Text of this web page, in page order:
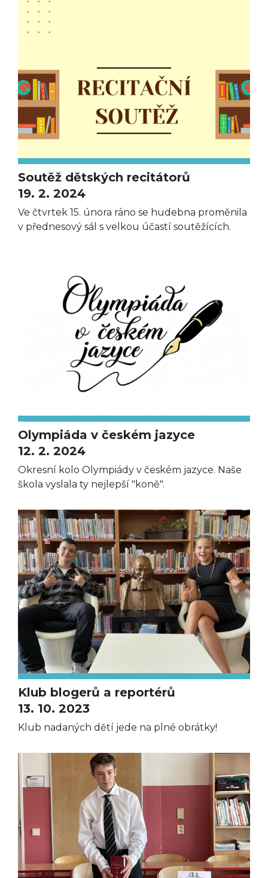
Soutěž dětských recitátorů
19. 2. 2024
Ve čtvrtek 15. února ráno se hudebna proměnila
v přednesový sál s velkou účastí soutěžících.
Olympiáda v českém jazyce
12. 2. 2024
Okresní kolo Olympiády v českém jazyce. Naše
škola vyslala ty nejlepší "koně".
Klub blogerů a reportérů
13. 10. 2023
Klub nadaných dětí jede na plné obrátky!